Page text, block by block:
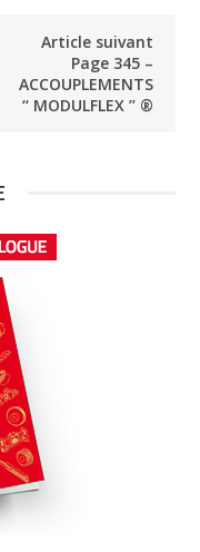
Article suivant
Page 345 –
ACCOUPLEMENTS
‘‘ MODULFLEX ’’ ®